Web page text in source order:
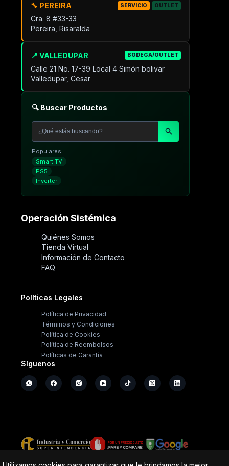
📍 VALLEDUPAR BODEGA/OUTLET
Calle 21 No. 17-39 Local 4 Simón bolivar
Valledupar, Cesar
🔧 PEREIRA SERVICIO OUTLET
Cra. 8 #33-33
Pereira, Risaralda
🔍 Buscar Productos
Populares:
Smart TV
PS5
Inverter
Operación Sistémica
Quiénes Somos
Tienda Virtual
Información de Contacto
FAQ
Políticas Legales
Política de Privacidad
Términos y Condiciones
Política de Cookies
Política de Reembolsos
Políticas de Garantía
Síguenos
Copyright © - Operación Sistémica